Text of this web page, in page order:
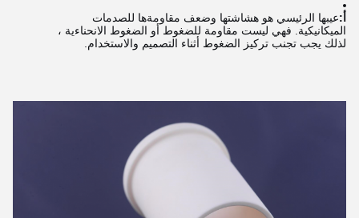
أ:عيبها الرئيسي هو هشاشتها وضعف مقاومةها للصدمات
الميكانيكية. فهي ليست مقاومة للضغوط أو الضغوط الانحناءية ،
لذلك يجب تجنب تركيز الضغوط أثناء التصميم والاستخدام.